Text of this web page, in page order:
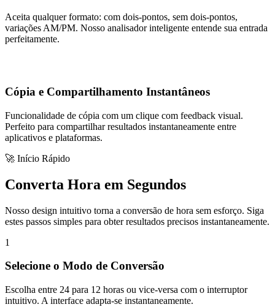
Aceita qualquer formato: com dois-pontos, sem dois-pontos,
variações AM/PM. Nosso analisador inteligente entende sua entrada
perfeitamente.
Cópia e Compartilhamento Instantâneos
Funcionalidade de cópia com um clique com feedback visual.
Perfeito para compartilhar resultados instantaneamente entre
aplicativos e plataformas.
🚀 Início Rápido
Converta Hora em Segundos
Nosso design intuitivo torna a conversão de hora sem esforço. Siga
estes passos simples para obter resultados precisos instantaneamente.
1
Selecione o Modo de Conversão
Escolha entre 24 para 12 horas ou vice-versa com o interruptor
intuitivo. A interface adapta-se instantaneamente.